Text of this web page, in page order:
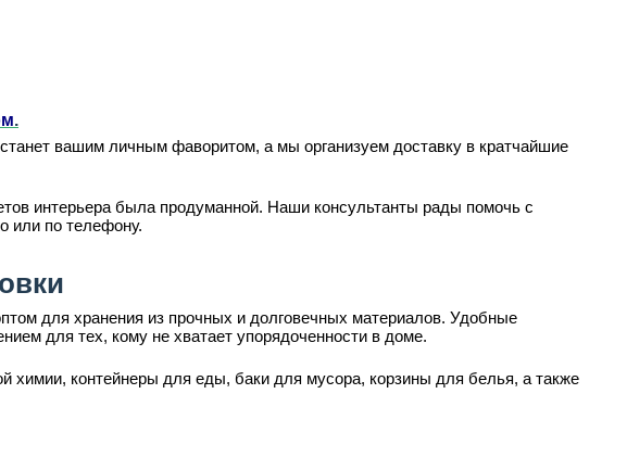
.
вашим личным фаворитом, а мы организуем доставку в кратчайшие
интерьера была продуманной. Наши консультанты рады помочь с
или по телефону.
для хранения из прочных и долговечных материалов. Удобные
для тех, кому не хватает упорядоченности в доме.
химии, контейнеры для еды, баки для мусора, корзины для белья, а также